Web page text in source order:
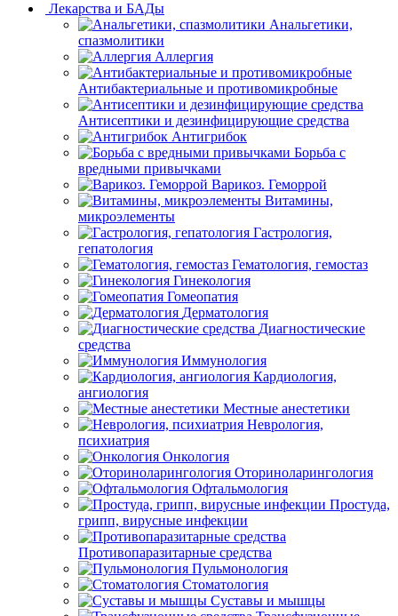
Лекарства и БАДы
Анальгетики,
спазмолитики
Аллергия
Антибактериальные и противомикробные
Антисептики и дезинфицирующие средства
Антигрибок
Борьба с
вредными привычками
Варикоз. Геморрой
Витамины,
микроэлементы
Гастрология,
гепатология
Гематология, гемостаз
Гинекология
Гомеопатия
Дерматология
Диагностические
средства
Иммунология
Кардиология,
ангиология
Местные анестетики
Неврология,
психиатрия
Онкология
Оториноларингология
Офтальмология
Простуда,
грипп, вирусные инфекции
Противопаразитарные средства
Пульмонология
Стоматология
Суставы и мышцы